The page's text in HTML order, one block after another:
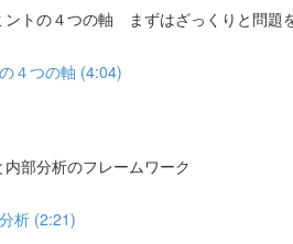
トの４つの軸 まずはざっくりと問題
４つの軸 (4:04)
部分析のフレームワーク
析 (2:21)